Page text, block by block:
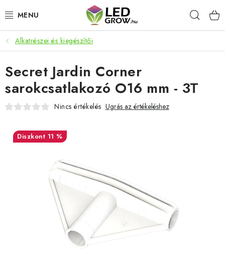
tartalomhoz
AKCIÓS TERMÉKEK
LED NÖVÉNYVILÁGÍTÁS
TERMESZTÉSI KELLÉKEK
Webáruház értékelése Márka Vásárlás
Blog
Általános Üzleti Feltételek
Kapcsolat
Alkatrészei és kiegészítői
Secret Jardin Corner
sarokcsatlakozó O16 mm - 3T
Nincs értékelés Ugrás az értékeléshez
11 %